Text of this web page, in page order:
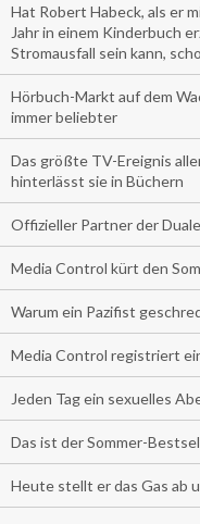
Hat Robert Habeck, als er
Jahr in einem Kinderbuch
Stromausfall sein kann,
Hörbuch-Markt auf dem
immer beliebter
Das größte TV-Ereignis
hinterlässt sie in Büchern
Offizieller Partner der
Media Control kürt den
Warum ein Pazifist
Media Control registriert
Jeden Tag ein sexuelles
Das ist der Sommer-
Heute stellt er das Gas ab